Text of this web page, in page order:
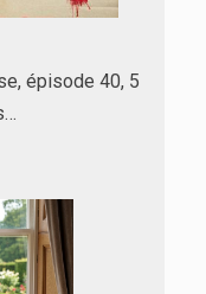
épisode 40, 5